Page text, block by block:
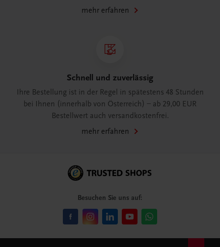
mehr erfahren
Schnell und zuverlässig
Ihre Bestellung ist in der Regel in spätestens 48 Stunden
bei Ihnen (innerhalb von Österreich) – ab 29,00 EUR
Bestellwert auch versandkostenfrei.
mehr erfahren
Besuchen Sie uns auf: